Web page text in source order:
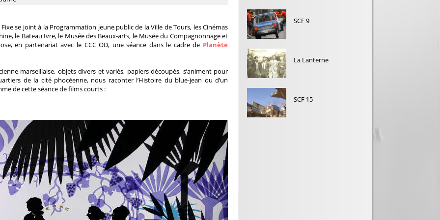
se joint à la Programmation jeune public de la Ville de Tours, les Cinémas
le Bateau Ivre, le Musée des Beaux-arts, le Musée du Compagnonnage et
en partenariat avec le CCC OD, une séance dans le cadre de Planète
marseillaise, objets divers et variés, papiers découpés, s’animent pour
de la cité phocéenne, nous raconter l’Histoire du blue-jean ou d’un
de cette séance de films courts :
SCF 9
La Lanterne
SCF 15